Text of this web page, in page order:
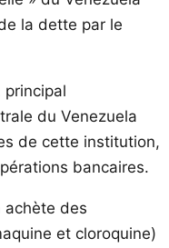
la dette par le
principal
du Venezuela
de cette institution,
bancaires.
achète des
et cloroquine)